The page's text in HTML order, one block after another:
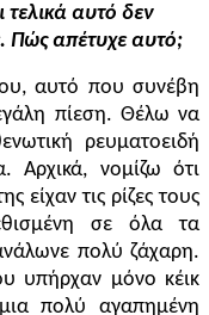
αυτό δεν
Πώς απέτυχε αυτό;
αυτό που συνέβη
πίεση. Θέλω να
ρευματοειδή
Αρχικά, νομίζω ότι
είχαν τις ρίζες τους
σε όλα τα
πολύ ζάχαρη.
υπήρχαν μόνο κέικ
πολύ αγαπημένη